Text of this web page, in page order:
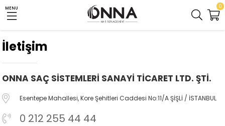
MENU 0
İletişim
ONNA SAÇ SİSTEMLERİ SANAYİ TİCARET LTD. ŞTİ.
Esentepe Mahallesi, Kore Şehitleri Caddesi No:11/A ŞİŞLİ / İSTANBUL
0 212 255 44 44